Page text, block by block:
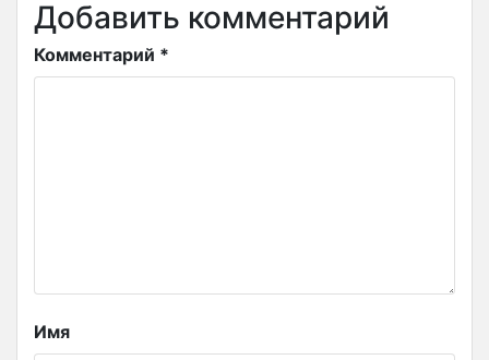
Добавить комментарий
Комментарий *
Имя